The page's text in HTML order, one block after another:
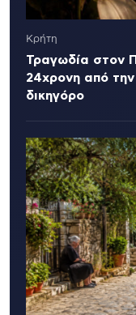
Κρήτη
Τραγωδία στον
24χρονη από
δικηγόρο